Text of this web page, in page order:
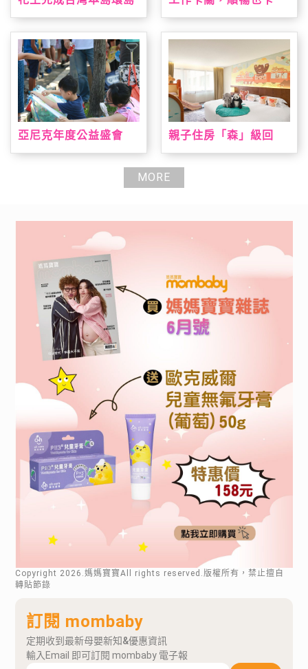
更有力
亞尼克年度公益盛會
趣，早鳥報到就送手撕
親子住房「森」級回
房結合台灣動物、溜滑
梯、遊戲室全日通一次
MORE
Copyright 2026 .媽媽寶寶All rights reserved.版權所有，禁止擅自
轉貼節錄
訂閱 mombaby
定期收到最新母嬰新知&優惠資訊
輸入Email 即可訂閱 mombaby 電子報